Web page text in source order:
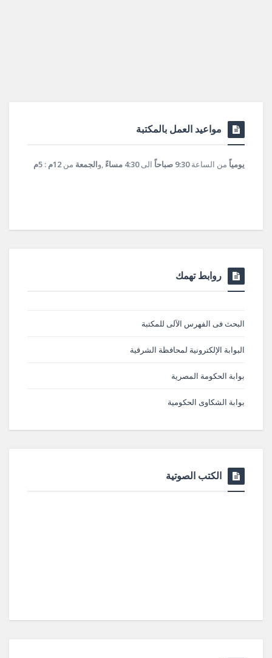
مواعيد العمل بالمكتبة
يومياً من الساعة9:30 صباحاً الى4:30 مساءً ,والجمعة من 12م : 5م
روابط تهمك
البحث فى الفهرس الآلى للمكتبة
البوابة الإلكترونية لمحافظة الشرقية
بوابة الحكومة المصرية
بوابة الشكاوى الحكومية
الكتب الصوتية